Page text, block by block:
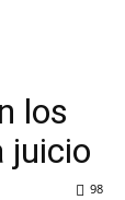
los
juicio
98